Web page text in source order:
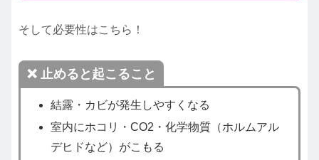
そして必要性はこちら！
❌ 止めると起こること
結露・カビが発生しやすくなる
室内にホコリ・CO2・化学物質（ホルムアル
デヒドなど）がこもる